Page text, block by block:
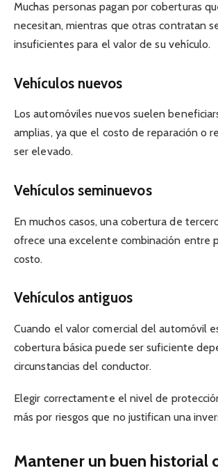
Muchas personas pagan por coberturas
necesitan, mientras que otras contratan
insuficientes para el valor de su vehículo.
Vehículos nuevos
Los automóviles nuevos suelen
amplias, ya que el costo de reparación o
ser elevado.
Vehículos seminuevos
En muchos casos, una cobertura de
ofrece una excelente combinación entre
costo.
Vehículos antiguos
Cuando el valor comercial del automóvil
cobertura básica puede ser suficiente
circunstancias del conductor.
Elegir correctamente el nivel de
más por riesgos que no justifican una
Mantener un buen historial